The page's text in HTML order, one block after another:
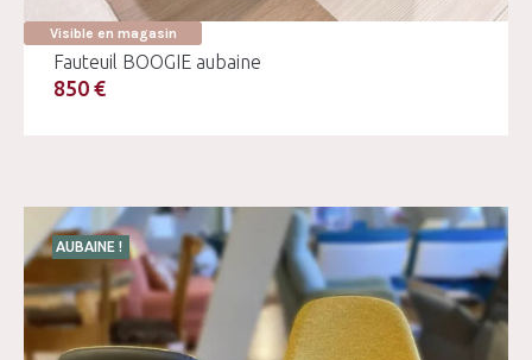
Visible en magasin
Fauteuil BOOGIE aubaine
850 €
AUBAINE !